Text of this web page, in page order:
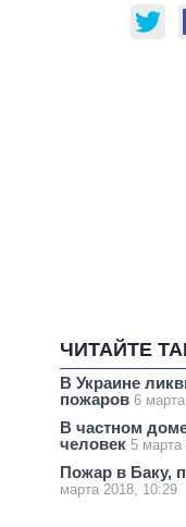
ЧИТАЙТЕ
В Украине
пожаров 6
В частном
человек 5 марта
Пожар в Баку,
марта 2018, 10:29